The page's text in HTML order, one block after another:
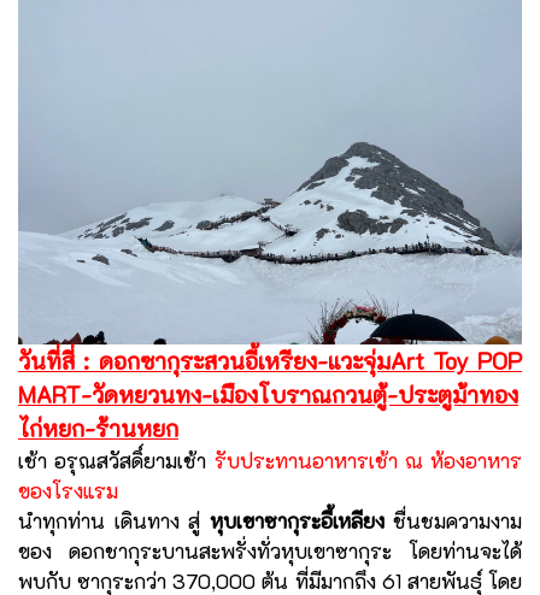
วันที่สี่ : ดอกซากุระสวนอี้เหรียง-แวะจุ่มArt Toy POP
MART-วัดหยวนทง-เมืองโบราณกวนตู้-ประตูม้าทอง
ไก่หยก-ร้านหยก
เช้า อรุณสวัสดิ์ยามเช้า รับประทานอาหารเช้า ณ ห้องอาหาร
ของโรงแรม
นำทุกท่าน เดินทาง สู่ หุบเขาซากุระอี้เหลียงชื่นชมความงาม
ของ ดอกชากุระบานสะพรั่งทั่วหุบเขาซากุระ โดยท่านจะได้
พบกับ ซากุระกว่า 370,000 ต้น ที่มีมากถึง 61 สายพันธุ์ โดย